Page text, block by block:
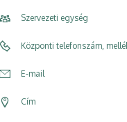
Szervezeti egység
Központi telefonszám,
E-mail
Cím